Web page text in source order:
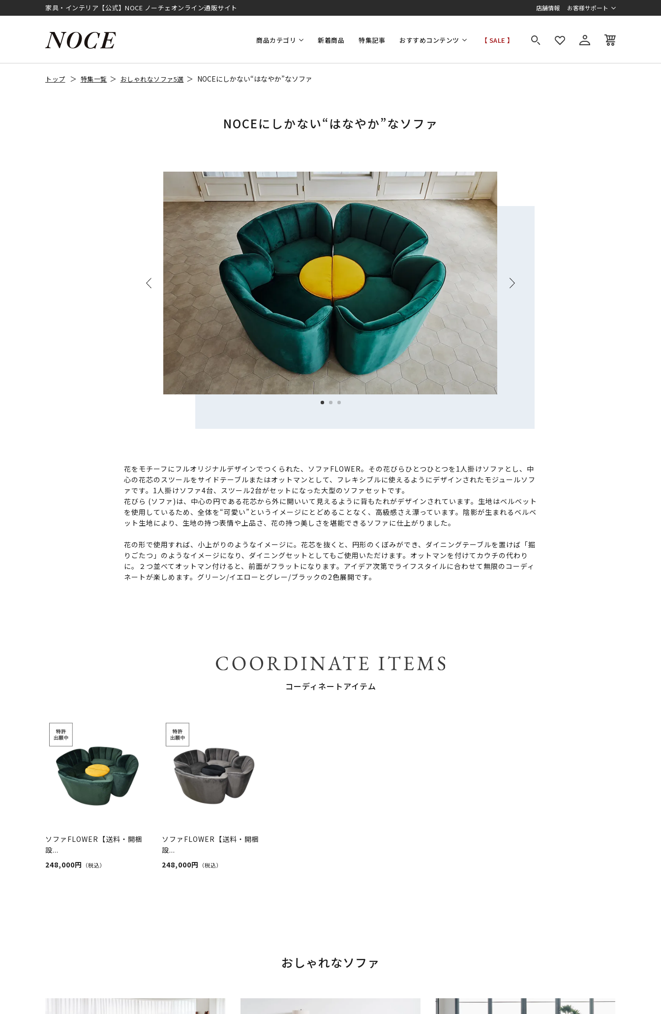
家具・インテリア【公式】NOCE ノーチェオンライン通販サイト 店舗情報 お客様サポート
商品カテゴリ 新着商品 特集記事 おすすめコンテンツ 【 SALE 】
トップ 特集一覧 おしゃれなソファ5選 NOCEにしかない“はなやか”なソファ
NOCEにしかない“はなやか”なソファ
花をモチーフにフルオリジナルデザインでつくられた、ソファFLOWER。その花びらひとつひとつを1人掛けソファとし、中
心の花芯のスツールをサイドテーブルまたはオットマンとして、フレキシブルに使えるようにデザインされたモジュールソフ
ァです。1人掛けソファ4台、スツール2台がセットになった大型のソファセットです。
花びら (ソファ)は、中心の円である花芯から外に開いいて見えるように背もたれがデザインされています。生地はベルベット
を使用しているため、全体を“可愛い”というイメージにとどめることなく、高級感さえ漂っています。陰影が生まれるベルベ
ット生地により、生地の持つ表情や上品さ、花の持つ美しさを堪能できるソファに仕上がりました。
花の形で使用すれば、小上がりのようなイメージに。花芯を抜くと、円形のくぼみができ、ダイニングテーブルを置けば「掘
りごたつ」のようなイメージになり、ダイニングセットとしてもご使用いただけます。オットマンを付けてカウチの代わり
に。２つ並べてオットマン付けると、前面がフラットになります。アイデア次第でライフスタイルに合わせて無限のコーディ
ネートが楽しめます。グリーン/イエローとグレー/ブラックの2色展開です。
コーディネートアイテム
ソファFLOWER【送料・開梱
設...
248,000円
（税込）
ソファFLOWER【送料・開梱
設...
248,000円
（税込）
おしゃれなソファ